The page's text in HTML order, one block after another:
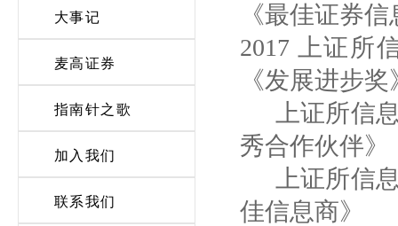
大事记
麦高证券
指南针之歌
加入我们
联系我们
《最佳证券
2017 上证所
《发展进步奖
上证所信
秀合作伙伴》
上证所信
佳信息商》